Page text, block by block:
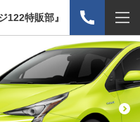
122特販部』